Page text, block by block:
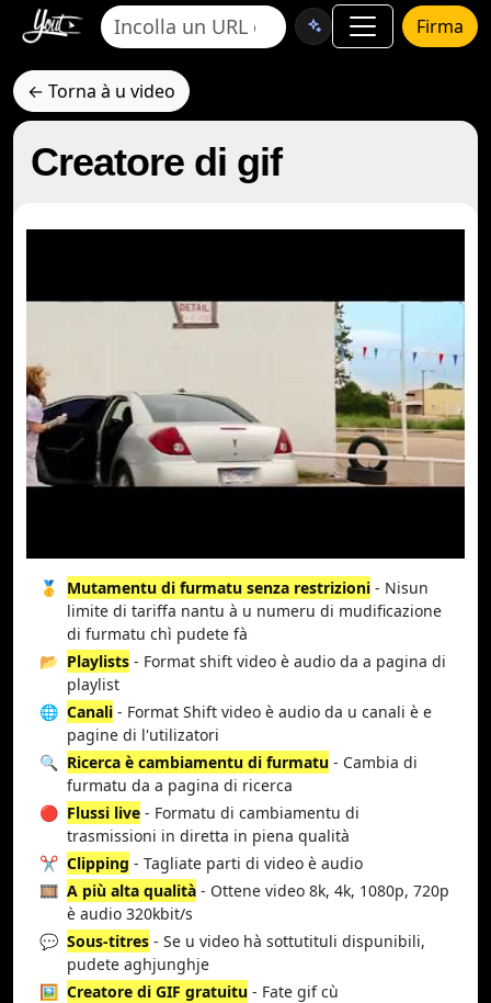
Firma
← Torna à u video
Creatore di gif
🥇 Mutamentu di furmatu senza restrizioni - Nisun
limite di tariffa nantu à u numeru di mudificazione
di furmatu chì pudete fà
📂 Playlists - Format shift video è audio da a pagina di
playlist
🌐 Canali - Format Shift video è audio da u canali è e
pagine di l'utilizatori
🔍 Ricerca è cambiamentu di furmatu - Cambia di
furmatu da a pagina di ricerca
🔴 Flussi live - Formatu di cambiamentu di
trasmissioni in diretta in piena qualità
✂️ Clipping - Tagliate parti di video è audio
🎞️ A più alta qualità - Ottene video 8k, 4k, 1080p, 720p
è audio 320kbit/s
💬 Sous-titres - Se u video hà sottutituli dispunibili,
pudete aghjunghje
🖼️ Creatore di GIF gratuitu - Fate gif cù